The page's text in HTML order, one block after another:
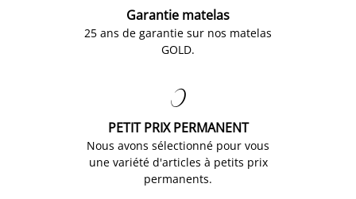
Garantie matelas
25 ans de garantie sur nos matelas
GOLD.

PETIT PRIX PERMANENT
Nous avons sélectionné pour vous
une variété d'articles à petits prix
permanents.